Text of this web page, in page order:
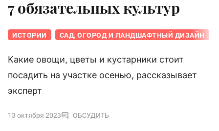
7 обязательных культур
ИСТОРИИ САД, ОГОРОД И ЛАНДШАФТНЫЙ ДИЗАЙН
Какие овощи, цветы и кустарники стоит
посадить на участке осенью, рассказывает
эксперт
13 октября 2023 ОБСУДИТЬ